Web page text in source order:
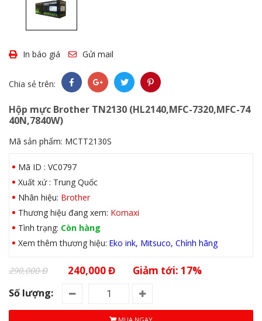
In báo giá Gửi mail
Chia sẻ trên:
Hộp mực Brother TN2130 (HL2140,MFC-7320,MFC-74
40N,7840W)
Mã sản phẩm: MCTT2130S
Mã ID : VC0797
Xuất xứ : Trung Quốc
Nhãn hiệu: Brother
Thương hiệu đang xem: Komaxi
Tình trạng: Còn hàng
Xem thêm thương hiệu: Eko ink Mitsuco Chính hãng
290,000 Đ 240,000 Đ Giảm tới: 17%
Số lượng: